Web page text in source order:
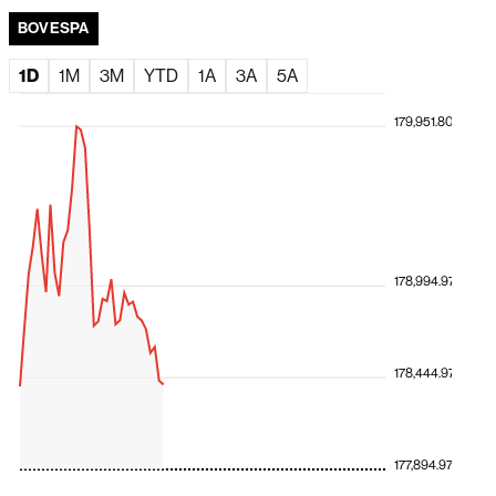
BOVESPA
1D 1M 3M YTD 1A 3A 5A
177,894.97
178,444.97
178,994.97
179,951.80